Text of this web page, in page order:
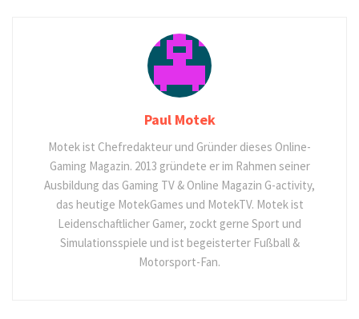
Paul Motek
Motek ist Chefredakteur und Gründer dieses Online-
Gaming Magazin. 2013 gründete er im Rahmen seiner
Ausbildung das Gaming TV & Online Magazin G-activity,
das heutige MotekGames und MotekTV. Motek ist
Leidenschaftlicher Gamer, zockt gerne Sport und
Simulationsspiele und ist begeisterter Fußball &
Motorsport-Fan.